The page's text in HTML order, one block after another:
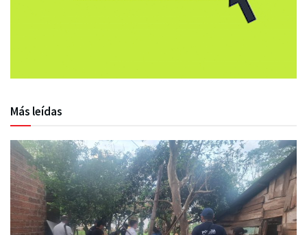
Más leídas